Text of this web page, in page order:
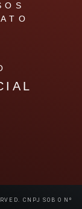
CNPJ SOB O Nº